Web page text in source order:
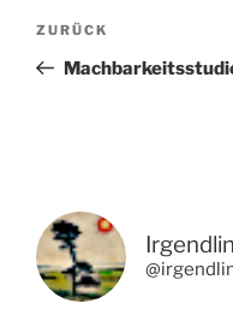
Beitragsnavigation
Vorheriger
Beitrag
ZURÜCK